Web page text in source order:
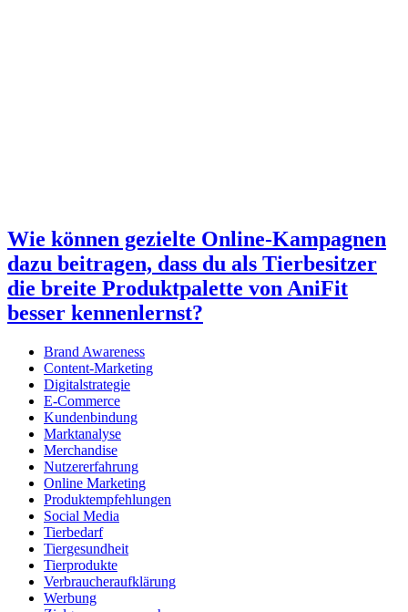
Wie können gezielte Online-Kampagnen
dazu beitragen, dass du als Tierbesitzer
die breite Produktpalette von AniFit
besser kennenlernst?
Brand Awareness
Content-Marketing
Digitalstrategie
E-Commerce
Kundenbindung
Marktanalyse
Merchandise
Nutzererfahrung
Online Marketing
Produktempfehlungen
Social Media
Tierbedarf
Tiergesundheit
Tierprodukte
Verbraucheraufklärung
Werbung